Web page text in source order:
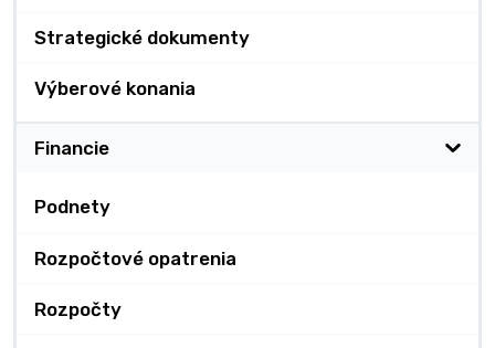
Strategické dokumenty
Výberové konania
Financie
Podnety
Rozpočtové opatrenia
Rozpočty